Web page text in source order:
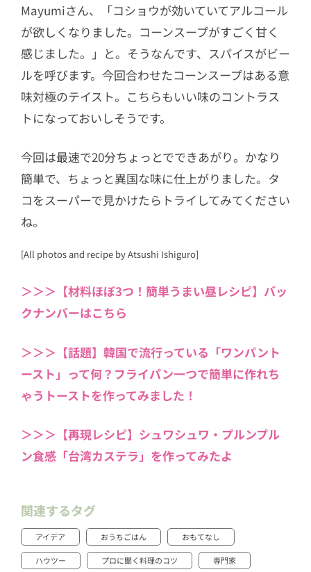
Mayumiさん、「コショウが効いていてアルコール
が欲しくなりました。コーンスープがすごく甘く
感じました。」と。そうなんです、スパイスがビー
ルを呼びます。今回合わせたコーンスープはある意
味対極のテイスト。こちらもいい味のコントラス
トになっておいしそうです。
今回は最速で20分ちょっとでできあがり。かなり
簡単で、ちょっと異国な味に仕上がりました。タ
コをスーパーで見かけたらトライしてみてください
ね。
[All photos and recipe by Atsushi Ishiguro]
＞＞＞【材料ほぼ3つ！簡単うまい昼レシピ】バッ
クナンバーはこちら
＞＞＞【話題】韓国で流行っている「ワンパント
ースト」って何？フライパン一つで簡単に作れち
ゃうトーストを作ってみました！
＞＞＞【再現レシピ】シュワシュワ・プルンプル
ン食感「台湾カステラ」を作ってみたよ
関連するタグ
アイデア おうちごはん おもてなし
ハウツー プロに聞く料理のコツ 専門家